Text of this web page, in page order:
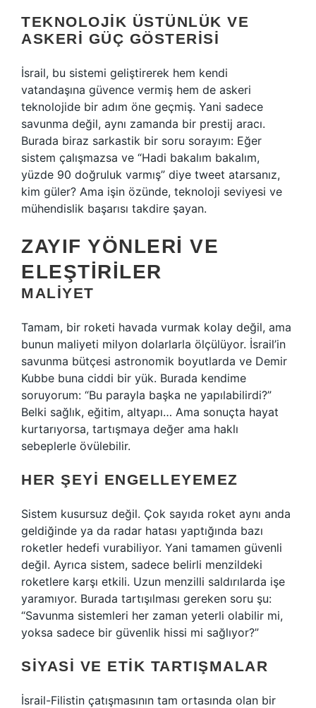
TEKNOLOJIK ÜSTÜNLÜK VE
ASKERI GÜÇ GÖSTERISI
İsrail, bu sistemi geliştirerek hem kendi
vatandaşına güvence vermiş hem de askeri
teknolojide bir adım öne geçmiş. Yani sadece
savunma değil, aynı zamanda bir prestij aracı.
Burada biraz sarkastik bir soru sorayım: Eğer
sistem çalışmazsa ve “Hadi bakalım bakalım,
yüzde 90 doğruluk varmış” diye tweet atarsanız,
kim güler? Ama işin özünde, teknoloji seviyesi ve
mühendislik başarısı takdire şayan.
ZAYIF YÖNLERI VE
ELEŞTIRILER
MALIYET
Tamam, bir roketi havada vurmak kolay değil, ama
bunun maliyeti milyon dolarlarla ölçülüyor. İsrail’in
savunma bütçesi astronomik boyutlarda ve Demir
Kubbe buna ciddi bir yük. Burada kendime
soruyorum: “Bu parayla başka ne yapılabilirdi?”
Belki sağlık, eğitim, altyapı… Ama sonuçta hayat
kurtarıyorsa, tartışmaya değer ama haklı
sebeplerle övülebilir.
HER ŞEYI ENGELLEYEMEZ
Sistem kusursuz değil. Çok sayıda roket aynı anda
geldiğinde ya da radar hatası yaptığında bazı
roketler hedefi vurabiliyor. Yani tamamen güvenli
değil. Ayrıca sistem, sadece belirli menzildeki
roketlere karşı etkili. Uzun menzilli saldırılarda işe
yaramıyor. Burada tartışılması gereken soru şu:
“Savunma sistemleri her zaman yeterli olabilir mi,
yoksa sadece bir güvenlik hissi mi sağlıyor?”
SIYASI VE ETIK TARTIŞMALAR
İsrail-Filistin çatışmasının tam ortasında olan bir